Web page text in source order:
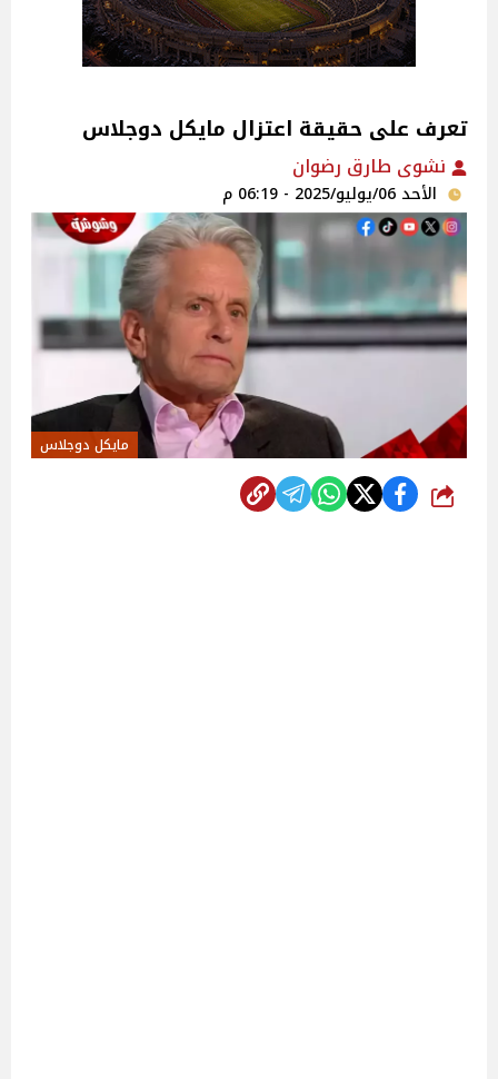
تعرف على حقيقة اعتزال مايكل دوجلاس
نشوى طارق رضوان
الأحد 06/يوليو/2025 - 06:19 م
مايكل دوجلاس
شارك